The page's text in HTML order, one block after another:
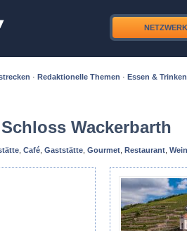
NETZWERK
· Redaktionelle Themen · Essen & Trinken
Wackerbarth
Café Gaststätte Gourmet Restaurant